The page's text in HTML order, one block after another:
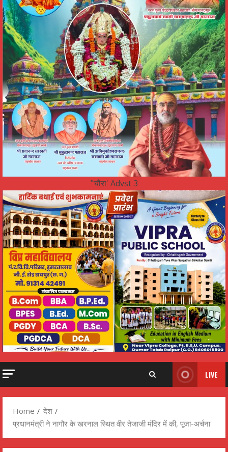
"चौरा' Advst 3
LIVE
Home
देश
प्रधानमंत्री ने नागौर के खरनाल स्थित वीर तेजाजी मंदिर में की, पूजा-अर्चना